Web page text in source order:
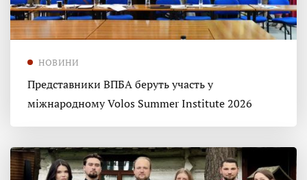
НОВИНИ
Представники ВПБА беруть участь у
міжнародному Volos Summer Institute 2026